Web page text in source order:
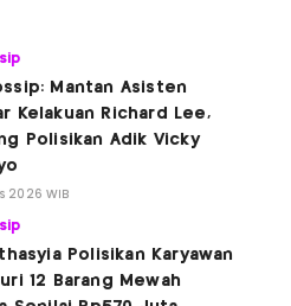
Mantan Asisten
Kelakuan Richard Lee,
Polisikan Adik Vicky
2026 WIB
Polisikan Karyawan
12 Barang Mewah